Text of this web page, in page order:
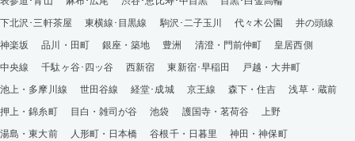
下北沢･三軒茶屋
東横線･目黒線 駒沢･二子玉川 代々木公園
井の頭線
神楽坂
品川・田町 銀座・築地 豊洲 清澄・門前仲町
皇居西側
中央線
千駄ヶ谷･四ッ谷 西新宿 東新宿･早稲田
戸越・大井町
池上・多摩川線
世田谷線 経堂･成城 京王線 森下・住吉
浅草・蔵前
押上・錦糸町
目白・雑司が谷 池袋 護国寺・茗荷谷
上野
湯島・東大前
人形町・日本橋 谷根千・日暮里
神田・神保町